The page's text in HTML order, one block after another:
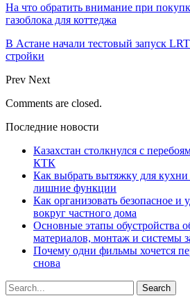
На что обратить внимание при
газоблока для коттеджа
В Астане начали тестовый запуск
стройки
Prev Next
Comments are closed.
Последние новости
Казахстан столкнулся с
КТК
Как выбрать вытяжку для кухни
лишние функции
Как организовать безопасное и
вокруг частного дома
Основные этапы обустройства
материалов, монтаж и системы
Почему одни фильмы хочется
снова